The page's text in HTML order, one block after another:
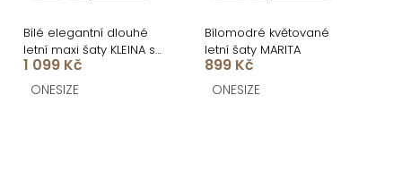
Bílé elegantní dlouhé
letní maxi šaty KLEINA s
dlouhým rukávem
1 099 Kč
ONESIZE
Bílomodré květované
letní šaty MARITA
899 Kč
ONESIZE